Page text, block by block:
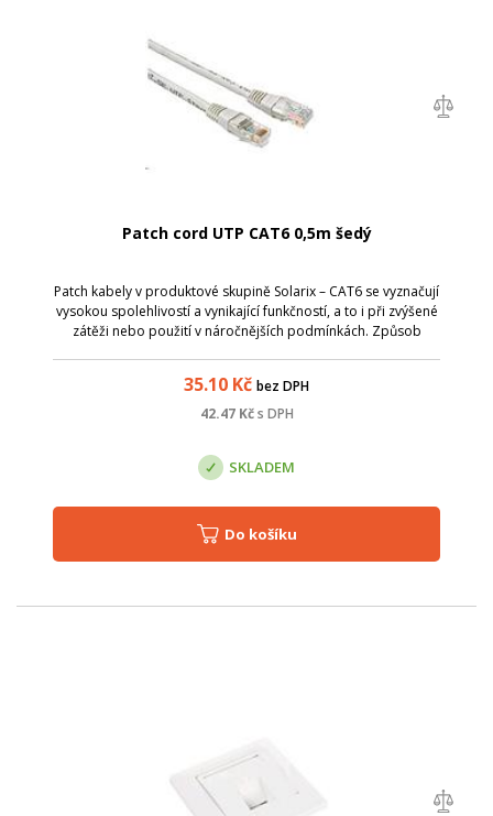
Patch cord UTP CAT6 0,5m šedý
Patch kabely v produktové skupině Solarix – CAT6 se vyznačují
vysokou spolehlivostí a vynikající funkčností, a to i při zvýšené
zátěži nebo použití v náročnějších podmínkách. Způsob
35.10 Kč bez DPH
42.47Kč s DPH
SKLADEM
Do košíku